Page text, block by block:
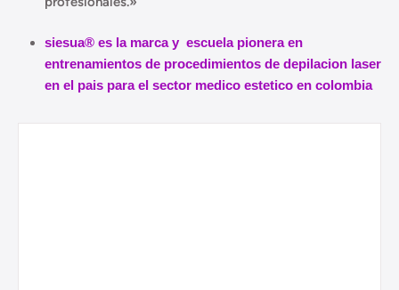
siesua® es la marca y escuela pionera en
entrenamientos de procedimientos de depilacion laser
en el pais para el sector medico estetico en colombia